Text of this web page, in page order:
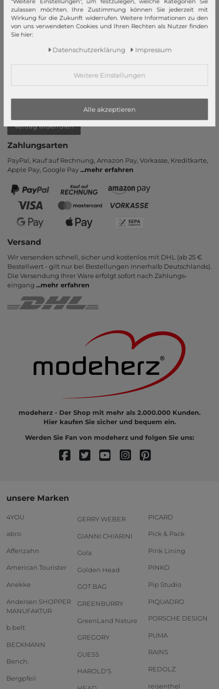
Login
Neukunde?
Informationen
Zahlung und Versand
Vertrag widerrufen
Zahlungsarten
PayPal, Kauf auf Rechnung, Amazon Pay, Vor­kasse, Kredit­karte,
Apple Pay, Google Pay...mehr erfahren
Versand
Wir versenden schnell, sicher und kostenlos mit DHL (ab 25 €
Bestell­wert - gilt nur bei Bestel­lungen inner­halb Deutsch­lands).
Die Ver­sendung Ihrer Ware er­folgt sofort nach Zahlungs­
eingang ...mehr erfahren
modeherz - Der Shop mit mehr als 2.000.000 Kunden.
Hier kaufen Sie sicher und bequem ein.
Werden Sie Fan von modeherz und folgen Sie uns:
unsere Marken
4YOU
abro
Affenzahn
American Tourister
Anekke
Andersen SHOPPER
MANUFAKTUR
b.belt
BECKMANN
Bench.
Bergpfeil
GERRY WEBER
GIANNI CHIARINI
Gola
Golden Head
GOT BAG
GREENBURRY
GreenLand Nature
GREGORY
GUESS
HAROLD'S
PICARD
Pick & Pack
Pink Lining
PINKO
Pip Studio
PIQUADRO
PORSCHE DESIGN
PUMA
RAINS
REDOLZ
reisenthel
zulassen möchten. Ihre Zustimmung können Sie jederzeit mit
Wirkung für die Zukunft widerrufen. Weitere Informationen zu den
von uns verwendeten Cookies und Ihren Rechten als Nutzer finden
Sie hier:
Daten­schutz­erklärung Impressum
Weitere Einstellungen
Alle akzeptieren